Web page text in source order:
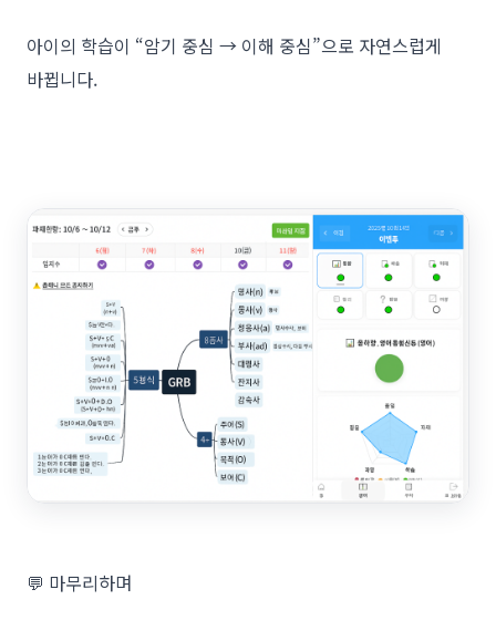
아이의 학습이 “암기 중심 → 이해 중심”으로 자연스럽게
바뀝니다.
💬 마무리하며